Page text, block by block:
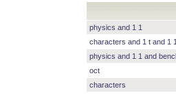
physics and 1 1
characters and 1 t and 1 1
physics and 1 1 and
oct
characters